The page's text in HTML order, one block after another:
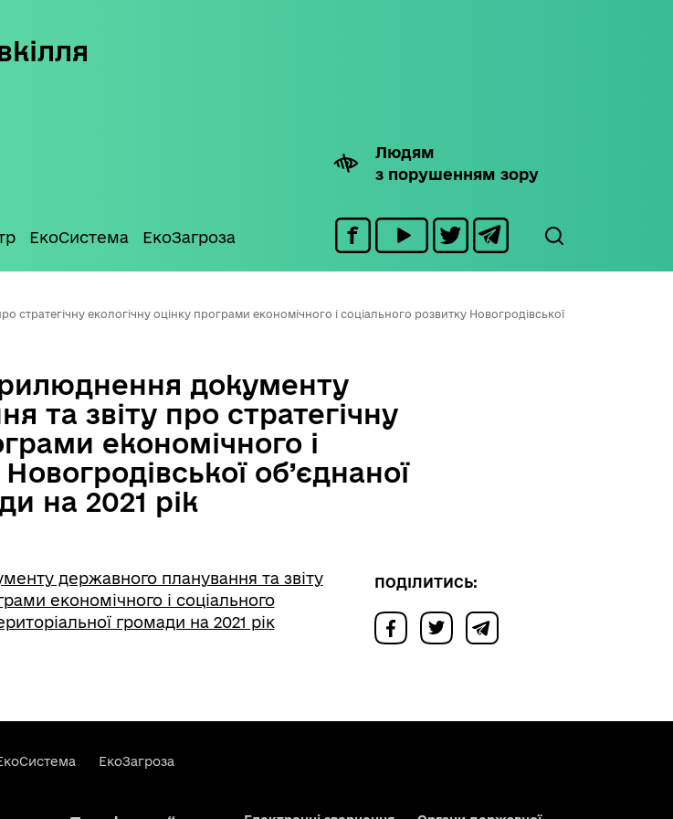
Людям
з порушенням зору
ЕкоСистема ЕкоЗагроза
екологічну оцінку програми економічного і соціального розвитку Новогродівської
документу
та звіту про стратегічну
економічного і
об’єднаної
на 2021 рік
державного планування та звіту
економічного і соціального
громади на 2021 рік
ПОДІЛИТИСЬ:
ЕкоЗагроза